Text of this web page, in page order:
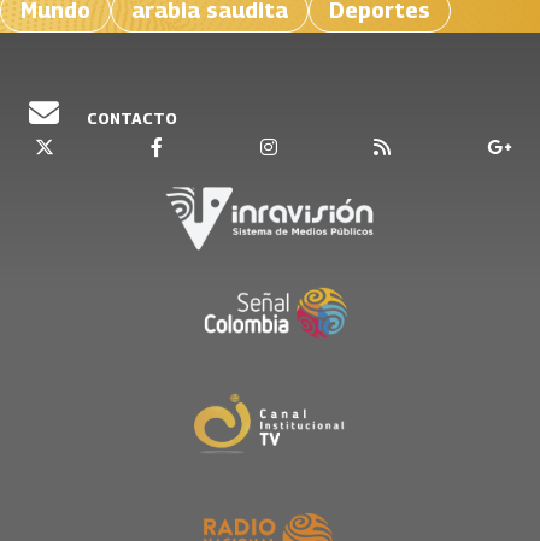
Mundo
arabia saudita Deportes
CONTACTO